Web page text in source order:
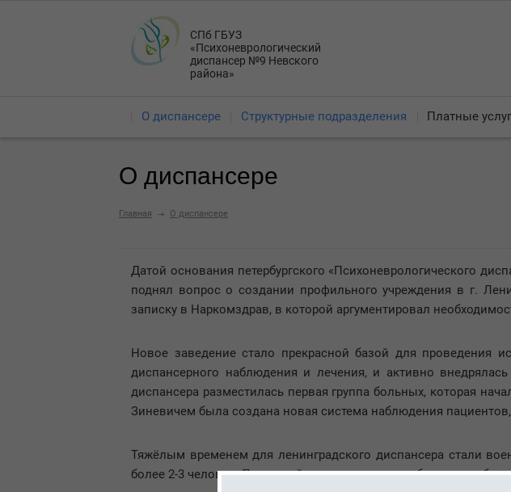
СПб ГБУЗ
«Психоневрологический
диспансер №9 Невского
района»
О диспансере Структурные подразделения Платные
О диспансере
Главная О диспансере
Датой основания петербургского «Психоневрологического
поднял вопрос о создании профильного учреждения в г.
записку в Наркомздрав, в которой аргументировал
Новое заведение стало прекрасной базой для проведения
диспансерного наблюдения и лечения, и активно
диспансера разместилась первая группа больных, которая
Зиневичем была создана новая система наблюдения
Тяжёлым временем для ленинградского диспансера стали
более 2-3 человек. После войны заведение возобновило